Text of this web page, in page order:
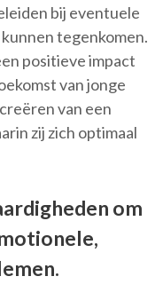
bij eventuele
tegenkomen.
positieve impact
van jonge
van een
zij zich optimaal
om